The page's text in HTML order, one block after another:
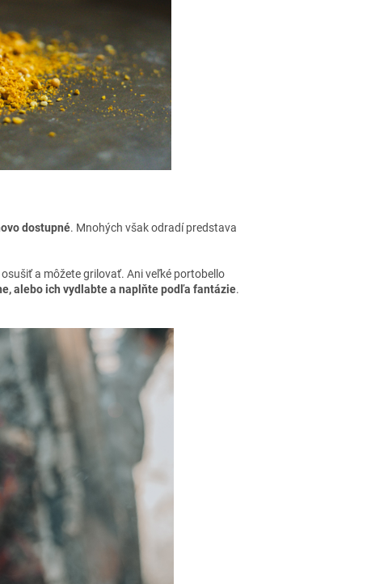
dostupné. Mnohých však odradí predstava
a môžete grilovať. Ani veľké portobello
alebo ich vydlabte a naplňte podľa fantázie.